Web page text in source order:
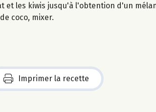
et les kiwis jusqu'à l'obtention d'un
coco, mixer.
Imprimer la recette